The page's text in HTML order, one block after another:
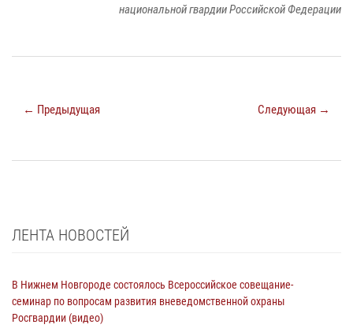
национальной гвардии Российской Федерации
← Предыдущая Следующая →
ЛЕНТА НОВОСТЕЙ
В Нижнем Новгороде состоялось Всероссийское совещание-
семинар по вопросам развития вневедомственной охраны
Росгвардии (видео)